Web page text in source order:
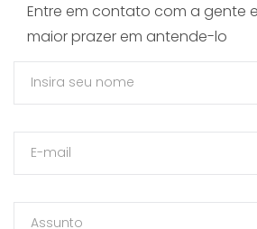
Entre em contato com a gente
maior prazer em antende-lo